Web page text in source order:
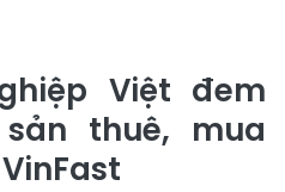
Việt đem
thuê, mua